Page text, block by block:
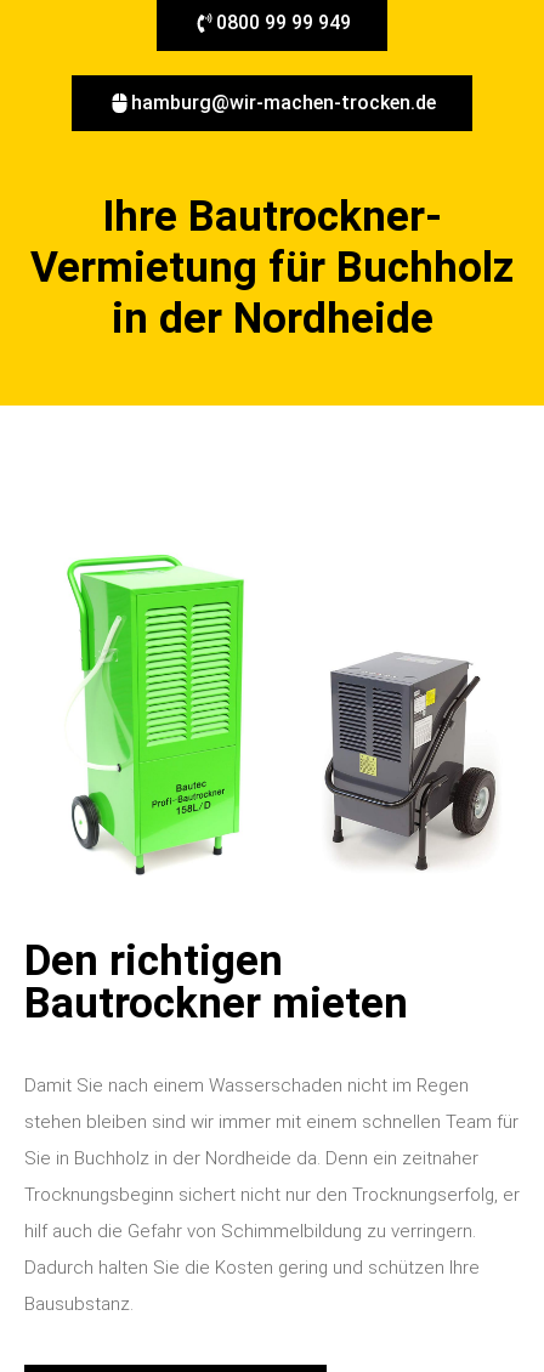
0800 99 99 949
hamburg@wir-machen-trocken.de
Ihre Bautrockner-
Vermietung für Buchholz
in der Nordheide
Den richtigen
Bautrockner mieten
Damit Sie nach einem Wasserschaden nicht im Regen
stehen bleiben sind wir immer mit einem schnellen Team für
Sie in Buchholz in der Nordheide da. Denn ein zeitnaher
Trocknungsbeginn sichert nicht nur den Trocknungserfolg, er
hilf auch die Gefahr von Schimmelbildung zu verringern.
Dadurch halten Sie die Kosten gering und schützen Ihre
Bausubstanz.